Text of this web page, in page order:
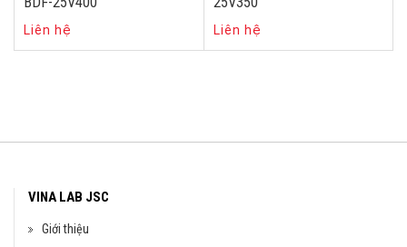
Liên hệ Liên hệ
VINA LAB JSC
Giới thiệu